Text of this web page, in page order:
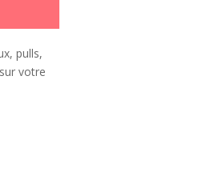
pulls,
votre